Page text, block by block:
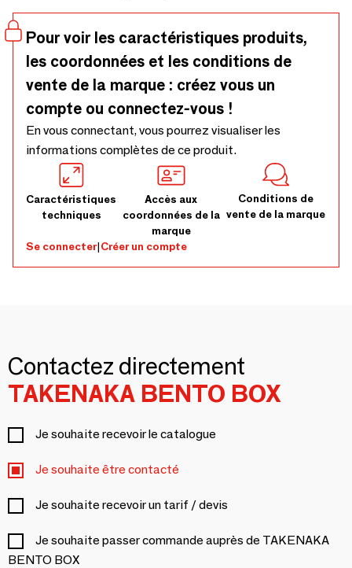
acrylique Boîtier : ABS BPA et sans plomb Lavage à la main
uniquement Fabriqué au Japon Quantité : 1
Pour voir les caractéristiques produits,
les coordonnées et les conditions de
vente de la marque : créez vous un
compte ou connectez-vous !
En vous connectant, vous pourrez visualiser les
informations complètes de ce produit.
Caractéristiques
techniques
Accès aux
coordonnées de la
marque
Conditions de
vente de la marque
Se connecter|Créer un compte
Contactez directement
TAKENAKA BENTO BOX
Je souhaite recevoir le catalogue
Je souhaite être contacté
Je souhaite recevoir un tarif / devis
Je souhaite passer commande auprès de TAKENAKA
BENTO BOX